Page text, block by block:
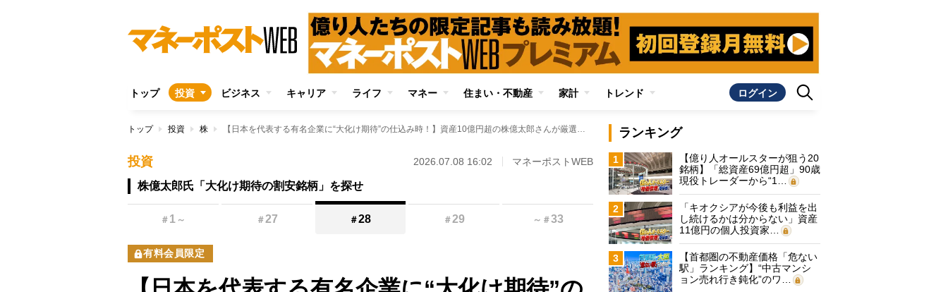
トップ 投資 ビジネス キャリア ライフ マネー 住まい・不動産 家計 トレンド ログイン
トップ 投資 株 【日本を代表する有名企業に“大化け期待”の仕込み時！】資産10億円超の株億太郎さんが厳選した「株億セブン」を大公開 超有望の7銘柄が“バーゲンセール”状態に
投資 2026.07.08 16:02 マネーポストWEB
株億太郎氏「大化け期待の割安銘柄」を探せ
＃ 1 ～ ＃27 ＃28 ＃29 ～ ＃33
有料会員限定
ランキング
1
【億り人オールスターが狙う20
銘柄】「総資産69億円超」90歳
現役トレーダーから“1…
2
「キオクシアが今後も利益を出
し続けるかは分からない」資産
11億円の個人投資家…
3
【首都圏の不動産価格「危ない
駅」ランキング】“中古マンシ
ョン売れ行き鈍化”のワ…